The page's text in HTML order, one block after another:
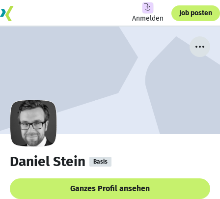
Anmelden
Job posten
Daniel Stein Basis
Ganzes Profil ansehen